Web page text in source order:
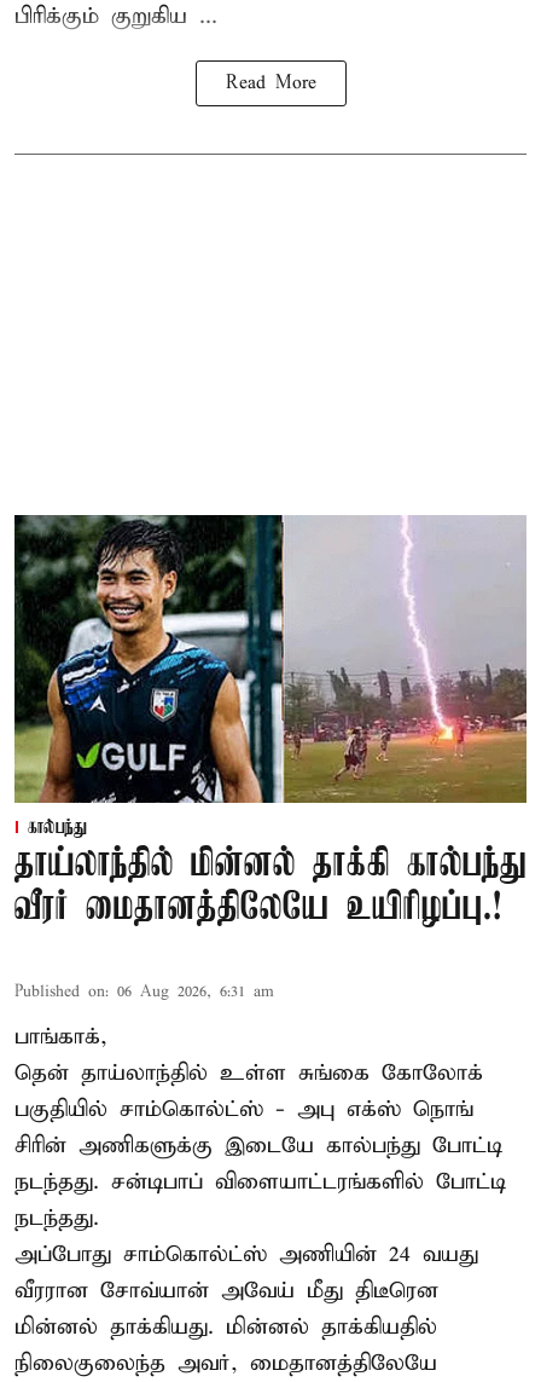
பிரிக்கும் குறுகிய ...
Read More
கால்பந்து
தாய்லாந்தில் மின்னல் தாக்கி கால்பந்து
வீரர் மைதானத்திலேயே உயிரிழப்பு.!
Published on: 06 Aug 2026, 6:31 am
பாங்காக்,
தென் தாய்லாந்தில் உள்ள சுங்கை கோலோக்
பகுதியில் சாம்கொல்ட்ஸ் - அபு எக்ஸ் நொங்
சிரின் அணிகளுக்கு இடையே கால்பந்து போட்டி
நடந்தது. சன்டிபாப் விளையாட்டரங்களில் போட்டி
நடந்தது.
அப்போது சாம்கொல்ட்ஸ் அணியின் 24 வயது
வீரரான சோவ்யான் அவேய் மீது திடீரென
மின்னல் தாக்கியது. மின்னல் தாக்கியதில்
நிலைகுலைந்த அவர், மைதானத்திலேயே